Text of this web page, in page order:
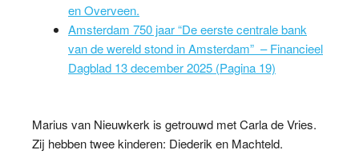
en Overveen.
Amsterdam 750 jaar “De eerste centrale bank
van de wereld stond in Amsterdam” – Financieel
Dagblad 13 december 2025 (Pagina 19)
Marius van Nieuwkerk is getrouwd met Carla de Vries.
Zij hebben twee kinderen: Diederik en Machteld.